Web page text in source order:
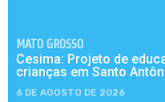
MATO GROSSO
Cesima: Projeto de
crianças em Santo
6 DE AGOSTO DE 2026